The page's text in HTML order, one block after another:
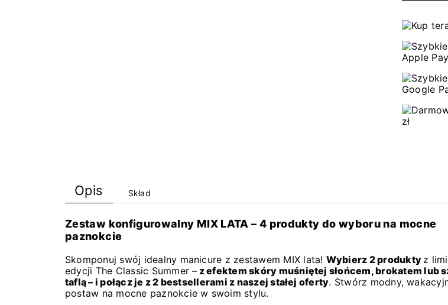
Opis Skład
Zestaw konfigurowalny MIX LATA – 4 produkty do wyboru na mocne
paznokcie
Skomponuj swój idealny manicure z zestawem MIX lata! Wybierz 2 produkty z
edycji The Classic Summer – z efektem skóry muśniętej słońcem, brokatem lub
taflą – i połącz je z 2 bestsellerami z naszej stałej oferty. Stwórz modny,
postaw na mocne paznokcie w swoim stylu.